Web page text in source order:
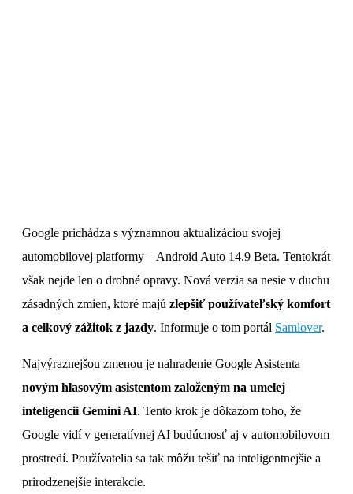
Google prichádza s významnou aktualizáciou svojej
automobilovej platformy – Android Auto 14.9 Beta. Tentokrát
však nejde len o drobné opravy. Nová verzia sa nesie v duchu
zásadných zmien, ktoré majú zlepšiť používateľský komfort
a celkový zážitok z jazdy. Informuje o tom portál Samlover.
Najvýraznejšou zmenou je nahradenie Google Asistenta
novým hlasovým asistentom založeným na umelej
inteligencii Gemini AI. Tento krok je dôkazom toho, že
Google vidí v generatívnej AI budúcnosť aj v automobilovom
prostredí. Používatelia sa tak môžu tešiť na inteligentnejšie a
prirodzenejšie interakcie.